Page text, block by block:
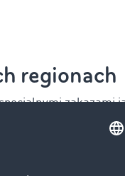
regionach
zakazami
warunki
restrykcjach w